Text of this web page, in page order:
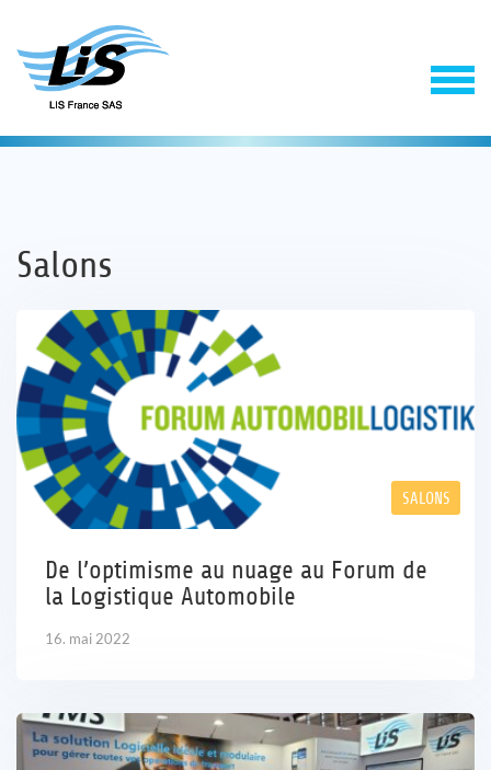
Solutions
Service
Entreprise
Références
Contact
Salons
SALONS
De l’optimisme au nuage au Forum de
la Logistique Automobile
16. mai 2022